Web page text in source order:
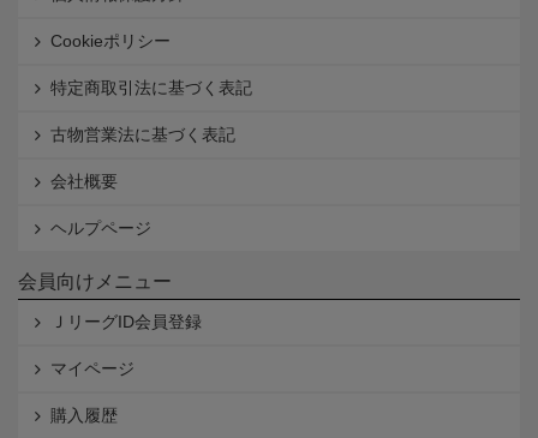
Cookieポリシー
特定商取引法に基づく表記
古物営業法に基づく表記
会社概要
ヘルプページ
会員向けメニュー
ＪリーグID会員登録
マイページ
購入履歴